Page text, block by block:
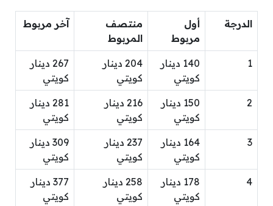
الدرجة
أول
مربوط
منتصف
المربوط
آخر مربوط
1
140 دينار
كويتي
204 دينار
كويتي
267 دينار
كويتي
2
150 دينار
كويتي
216 دينار
كويتي
281 دينار
كويتي
3
164 دينار
كويتي
237 دينار
كويتي
309 دينار
كويتي
4
178 دينار
كويتي
258 دينار
كويتي
377 دينار
كويتي